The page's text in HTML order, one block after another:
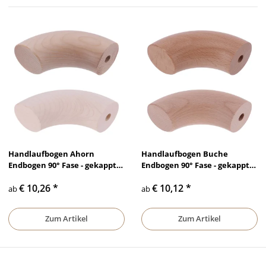
Handlaufbogen Ahorn
Endbogen 90° Fase - gekappt
unbehandelt, Ø 35 mm - Ø 50
ab€ 10,26*
Zum Artikel
Handlaufbogen Buche
Endbogen 90° Fase - gekappt
unbehandelt, Ø 35 mm - Ø 50
ab€ 10,12*
Zum Artikel